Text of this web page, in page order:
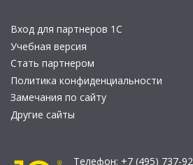
Вход для партнеров 1С
Учебная версия
Стать партнером
Политика конфиденциальности
Замечания по сайту
Другие сайты
Телефон: +7 (495) 737-